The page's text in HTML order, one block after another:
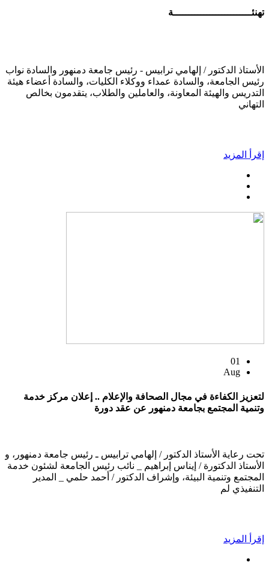
تهنئــــــــــــــــــــــــــة
الأستاذ الدكتور / إلهامي ترابيس - رئيس جامعة دمنهور والسادة نواب
رئيس الجامعة، والسادة عمداء ووكلاء الكليات، والسادة أعضاء هيئة
التدريس والهيئة المعاونة، والعاملين والطلاب، يتقدمون بخالص
التهاني
إقرأ المزيد
01
Aug
لتعزيز الكفاءة في مجال الصحافة والإعلام .. إعلان مركز خدمة
وتنمية المجتمع بجامعة دمنهور عن عقد دورة
تحت رعاية الأستاذ الدكتور / إلهامي ترابيس ـ رئيس جامعة دمنهور، و
الأستاذ الدكتورة / إيناس إبراهيم _ نائب رئيس الجامعة لشئون خدمة
المجتمع وتنمية البيئة، وإشراف الدكتور / أحمد حلمي _ المدير
التنفيذي لم
إقرأ المزيد